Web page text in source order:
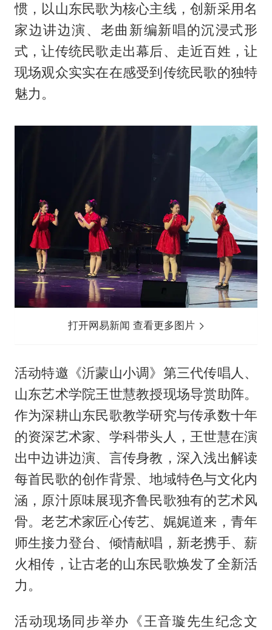
惯，以山东民歌为核心主线，创新采用名
家边讲边演、老曲新编新唱的沉浸式形
式，让传统民歌走出幕后、走近百姓，让
现场观众实实在在感受到传统民歌的独特
魅力。
打开网易新闻 查看更多图片
活动特邀《沂蒙山小调》第三代传唱人、
山东艺术学院王世慧教授现场导赏助阵。
作为深耕山东民歌教学研究与传承数十年
的资深艺术家、学科带头人，王世慧在演
出中边讲边演、言传身教，深入浅出解读
每首民歌的创作背景、地域特色与文化内
涵，原汁原味展现齐鲁民歌独有的艺术风
骨。老艺术家匠心传艺、娓娓道来，青年
师生接力登台、倾情献唱，新老携手、薪
火相传，让古老的山东民歌焕发了全新活
力。
活动现场同步举办《王音璇先生纪念文